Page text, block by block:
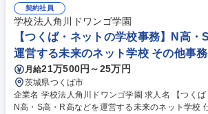
事務・庶務業務全般 募集職種 【東京・ネットの学校事務】N高・S高・R
高などを運営する未来のネット学校
契約社員
学校法人角川ドワンゴ学園
【つくば・ネットの学校事務】N高・
運営する未来のネット学校 その他事務
月給21万500円～25万円
茨城県つくば市
企業名 学校法人角川ドワンゴ学園 求人名 【つくば・ネットの学校事務】
N高・S高・R高などを運営する未来のネット学校 仕事の内容 角川ドワン